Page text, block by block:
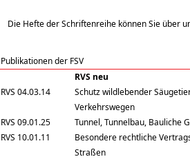
Die Hefte der Schriftenreihe können Sie über
Publikationen der FSV
RVS neu
RVS 04.03.14
Schutz wildlebender
Verkehrswegen
RVS 09.01.25 Tunnel, Tunnelbau, Bauliche
RVS 10.01.11
Besondere rechtliche
Straßen